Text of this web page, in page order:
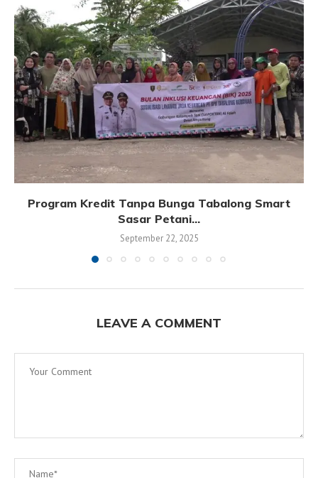
Program Kredit Tanpa Bunga Tabalong Smart
Sasar Petani...
September 22, 2025
LEAVE A COMMENT